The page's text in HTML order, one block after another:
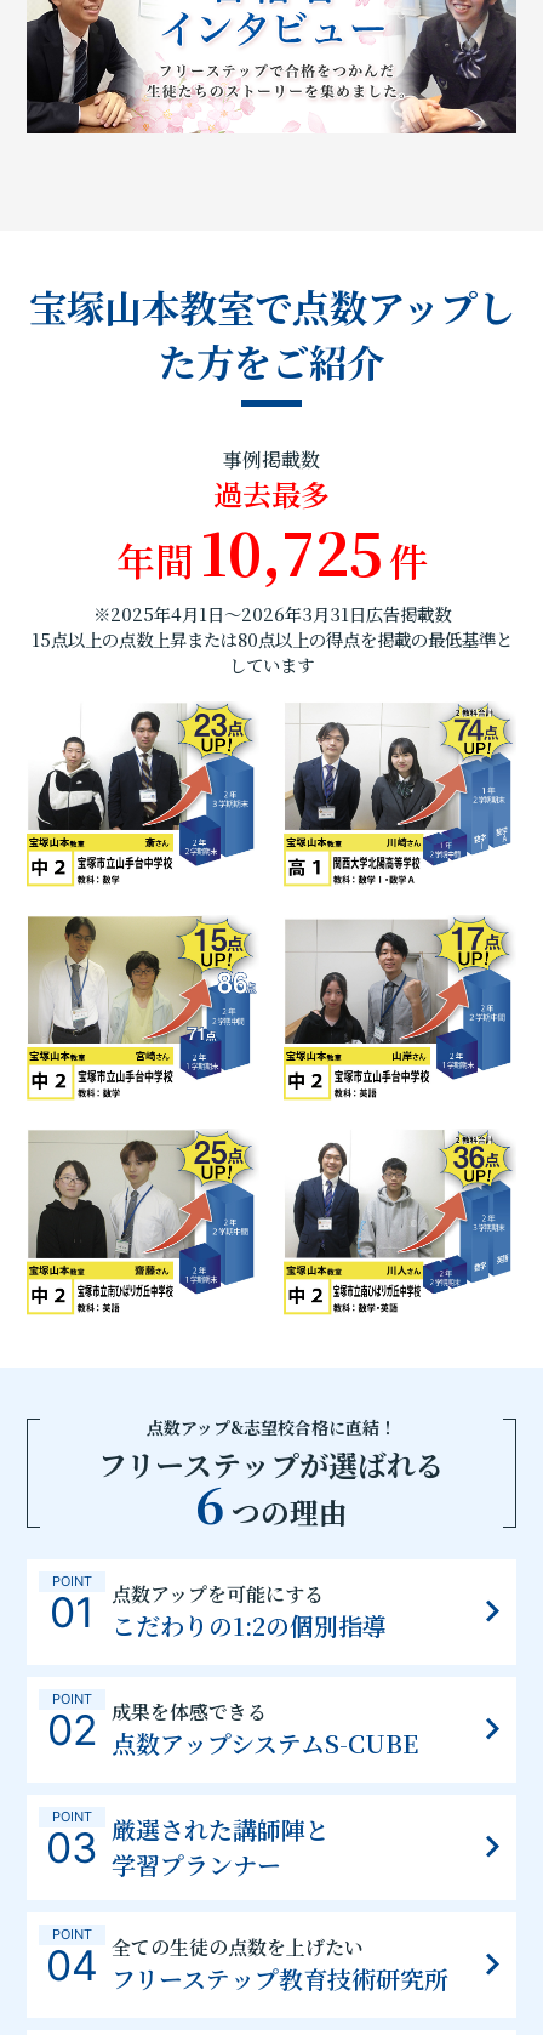
宝塚山本教室で点数アップし
た方をご紹介
事例掲載数
過去最多
年間 10,725件
※2025年4月1日～2026年3月31日広告掲載数
15点以上の点数上昇または80点以上の得点を掲載の最低基準と
しています
点数アップ&志望校合格に直結！
フリーステップが選ばれる
6 つの理由
POINT
01 点数アップを可能にする
こだわりの1:2の個別指導
POINT
02 成果を体感できる
点数アップシステムS-CUBE
POINT
03 厳選された講師陣と
学習プランナー
POINT
04 全ての生徒の点数を上げたい
フリーステップ教育技術研究所